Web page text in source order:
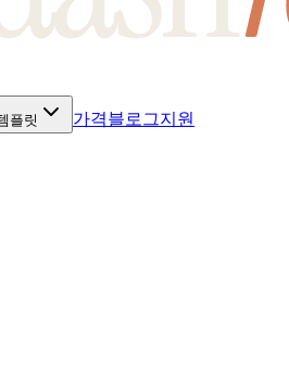
플릿 가격블로그지원